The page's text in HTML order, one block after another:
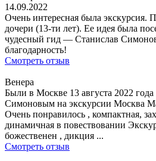
14.09.2022
Очень интересная была экскурсия.
дочери (13-ти лет). Ее идея была
чудесный гид — Станислав
благодарность!
Смотреть отзыв
Венера
Были в Москве 13 августа 2022
Симоновым на экскурсии Москва
Очень понравилось , компактная,
динамичная в повествовании
божественен , дикция ...
Смотреть отзыв